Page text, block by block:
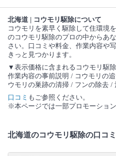
北海道 | コウモリ駆除について
コウモリを素早く駆除して住環境
のコウモリ駆除のプロの中からあ
さい。口コミや料金、作業内容や
きっと見つかります。
▼表示価格に含まれるコウモリ駆
作業内容の事前説明 / コウモリの
ウモリの巣跡の清掃 / フンの除去 /
口コミ もご参照ください。
※本ページでは一部プロモーショ
北海道のコウモリ駆除の口コミ